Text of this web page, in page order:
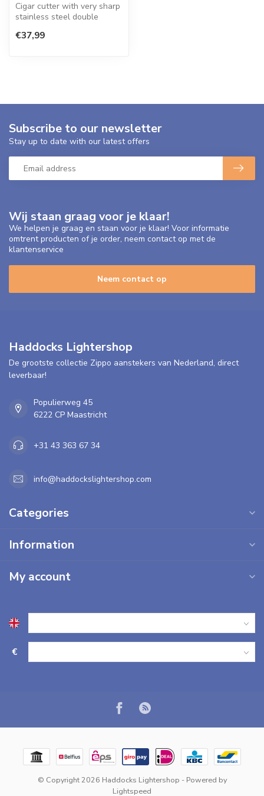
​Cigar cutter with very sharp
stainless steel double
€37,99
Wij staan graag voor je klaar!
We helpen je graag en staan voor je klaar! Voor informatie
omtrent producten of je order, neem contact op met de
klantenservice
Neem contact op
Subscribe to our newsletter
Stay up to date with our latest offers
Haddocks Lightershop
De grootste collectie Zippo aanstekers van Nederland, direct
leverbaar!
Populierweg 45
6222 CP Maastricht
+31 43 363 67 34
info@haddockslightershop.com
Categories
Information
My account
€
© Copyright 2026 Haddocks Lightershop - Powered by
Lightspeed